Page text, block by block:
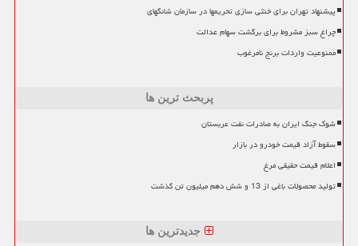
پیشنهاد تهران برای خنثی سازی تحریمها در سازمان شانگهای
چراغ سبز مشروط برای برگشت سهام عدالت
ممنوعیت واردات برنج نامرغوب
پربحث ترین ها
شوک جنگ ایران به صادرات نفت عربستان
سقوط آزاد قیمت خودرو در بازار
اعلام قیمت حقیقی مرغ
تولید محصولات باغی از 13 و شش دهم میلیون تن گذشت
جدیدترین ها